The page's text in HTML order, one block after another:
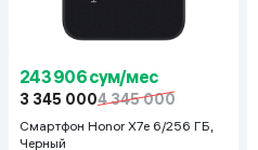
243 906 сум/мес
3 345 0004 345 000
Смартфон Honor X7e 6/256 ГБ,
Черный